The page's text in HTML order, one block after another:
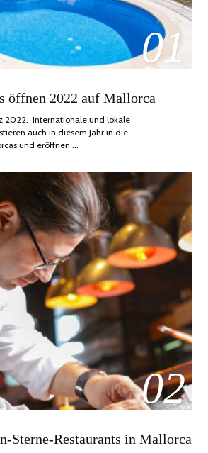
01
öffnen 2022 auf Mallorca
2022. Internationale und lokale
auch in diesem Jahr in die
und eröffnen …
02
Sterne-Restaurants in Mallorca